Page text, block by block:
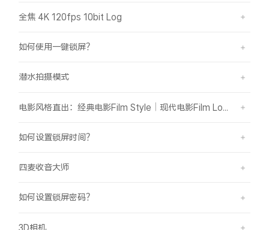
全焦 4K 120fps 10bit Log
如何使用一键锁屏？
潜水拍摄模式
如何设置锁屏时间？
四麦收音大师
如何设置锁屏密码？
3D相机